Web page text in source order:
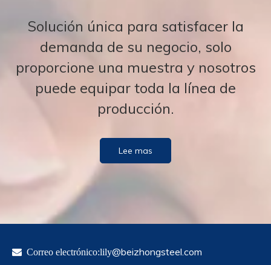
Solución única para satisfacer la
demanda de su negocio, solo
proporcione una muestra y nosotros
puede equipar toda la línea de
producción.
Lee mas
 Correo electrónico:lily@beizhongsteel.com